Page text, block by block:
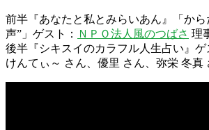
前半『あなたと私とみらいあん』「から
声”」ゲスト：
ＮＰＯ法人風のつばさ 理
後半『シキスイのカラフル人生占い』
けんてぃ～ さん、優里 さん、弥栄 冬真